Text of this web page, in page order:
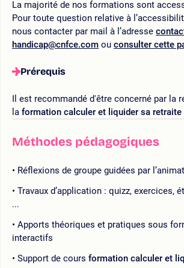
La majorité de nos formations sont
Pour toute question relative à
nous contacter par mail à l’adresse
handicap@cnfce.com ou consulter cette
Prérequis
Il est recommandé d'être concerné par la
la formation calculer et liquider sa retraite
Méthodes pédagogiques
Réflexions de groupe guidées par
Travaux d’application : quizz, exercices,
...
Apports théoriques et pratiques sous
interactifs
Support de cours formation calculer et